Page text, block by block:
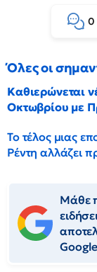
0
Όλες οι
Καθιερώνεται
Οκτωβρίου με
Το τέλος μιας
Ρέντη αλλάζει
Μάθε
Google